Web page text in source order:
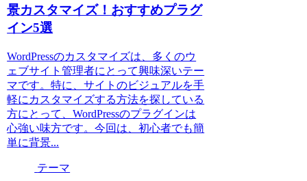
景カスタマイズ！おすすめプラグ
イン5選
WordPressのカスタマイズは、多くのウ
ェブサイト管理者にとって興味深いテー
マです。特に、サイトのビジュアルを手
軽にカスタマイズする方法を探している
方にとって、WordPressのプラグインは
心強い味方です。今回は、初心者でも簡
単に背景...
テーマ